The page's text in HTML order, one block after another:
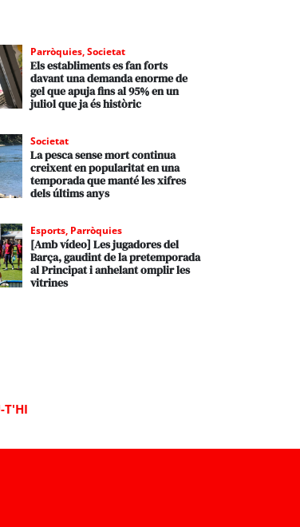
Parròquies,Societat
Els establiments es fan forts
davant una demanda enorme de
gel que apuja fins al 95% en un
juliol que ja és històric
Societat
La pesca sense mort continua
creixent en popularitat en una
temporada que manté les xifres
dels últims anys
Esports, Parròquies
[Amb vídeo] Les jugadores del
Barça, gaudint de la pretemporada
al Principat i anhelant omplir les
vitrines
T'HI